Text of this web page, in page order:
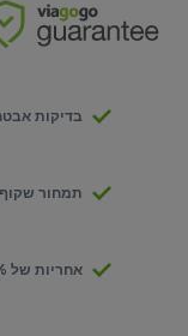
בדיקות
תמחור שקוף
אחריות של 100% על כל עסקה